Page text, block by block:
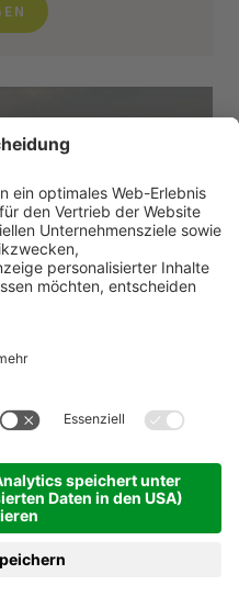
- Dorf Tirol /